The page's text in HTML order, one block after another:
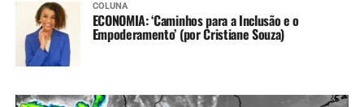
COLUNA
ECONOMIA: ‘Caminhos para a Inclusão e o
Empoderamento’ (por Cristiane Souza)